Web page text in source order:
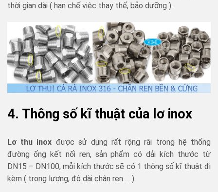
thời gian dài ( hạn chế việc thay thế, bảo dưỡng ).
4. Thông số kĩ thuật của lơ inox
Lơ thu inox được sử dụng rất rộng rãi trong hệ thống
đường ống kết nối ren, sản phẩm có dải kích thước từ
DN15 – DN100, mỗi kích thước sẽ có 1 thông số kĩ thuật đi
kèm ( trọng lượng, độ dài chân ren … )